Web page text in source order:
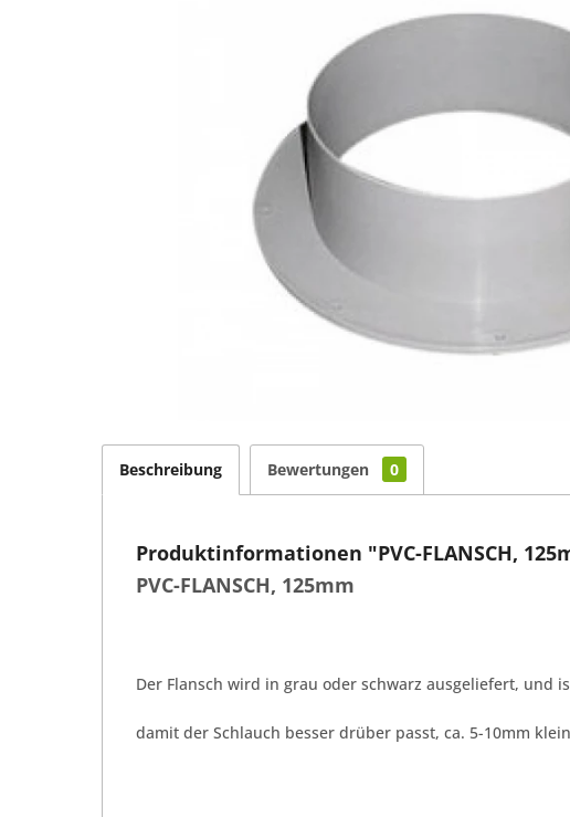
Beschreibung Bewertungen 0
Produktinformationen "PVC-FLANSCH,
PVC-FLANSCH, 125mm
Der Flansch wird in grau oder schwarz ausgeliefert, und
damit der Schlauch besser drüber passt, ca. 5-10mm